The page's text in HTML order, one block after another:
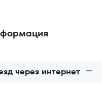
через интернет